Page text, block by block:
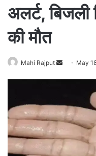
अलर्ट,
की मौत
Mahi Rajput
a
n
e
May